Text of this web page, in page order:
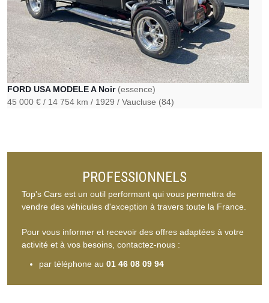
FORD USA MODELE A Noir(essence)
45 000 €
14 754 km 1929 Vaucluse (84)
PROFESSIONNELS
Top's Cars est un outil performant qui vous permettra de
vendre des véhicules d'exception à travers toute la France.
Pour vous informer et recevoir des offres adaptées à votre
activité et à vos besoins, contactez-nous :
par téléphone au 01 46 08 09 94